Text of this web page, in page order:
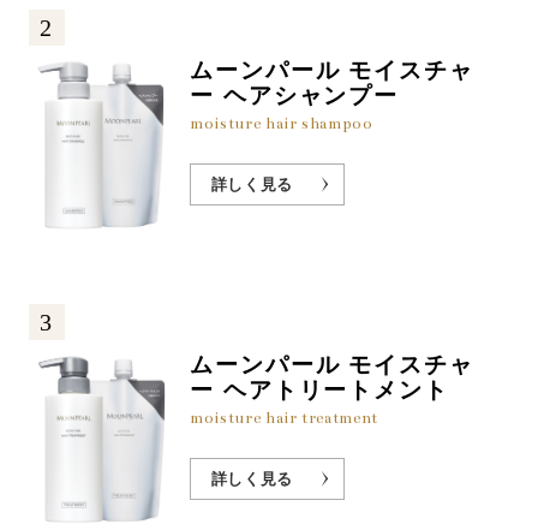
2
ムーンパール モイスチャ
ー ヘアシャンプー
moisture hair shampoo
詳しく見る
3
ムーンパール モイスチャ
ー ヘアトリートメント
moisture hair treatment
詳しく見る